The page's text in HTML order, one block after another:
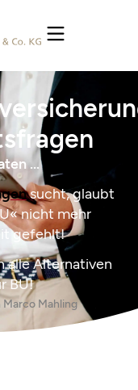
…
sucht, glaubt
nicht mehr
gefehlt!
alle Alternativen
BU!
Marco Mahling